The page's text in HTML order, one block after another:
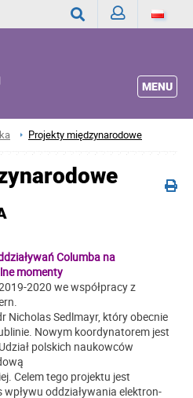
MENU
Projekty międzynarodowe
Columba na
momenty
2020 we współpracy z
Nicholas Sedlmayr, który obecnie
Nowym koordynatorem jest
polskich naukowców
Celem tego projektu jest
oddziaływania elektron-